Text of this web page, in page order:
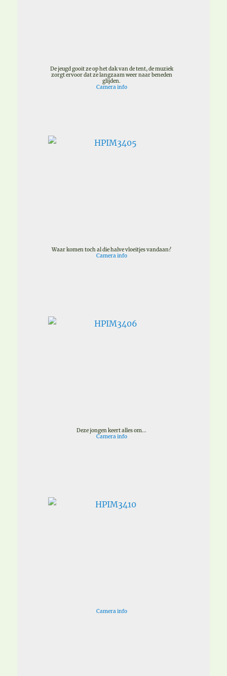
De jeugd gooit ze op het dak van de tent, de muziek
zorgt ervoor dat ze langzaam weer naar beneden
glijden.
Camera info
Waar komen toch al die halve vloeitjes vandaan?
Camera info
Deze jongen keert alles om...
Camera info
Camera info